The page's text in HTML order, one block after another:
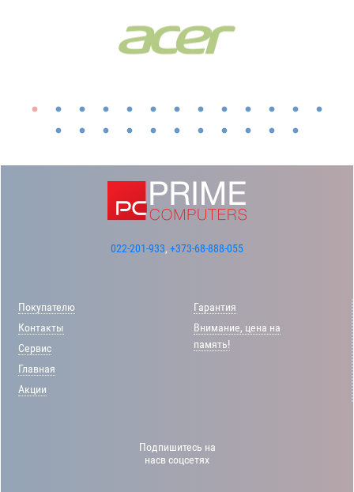
022-201-933, +373-68-888-055
Покупателю
Контакты
Сервис
Главная
Акции
Гарантия
Внимание, цена на
память!
Подпишитесь на
насв соцсетях